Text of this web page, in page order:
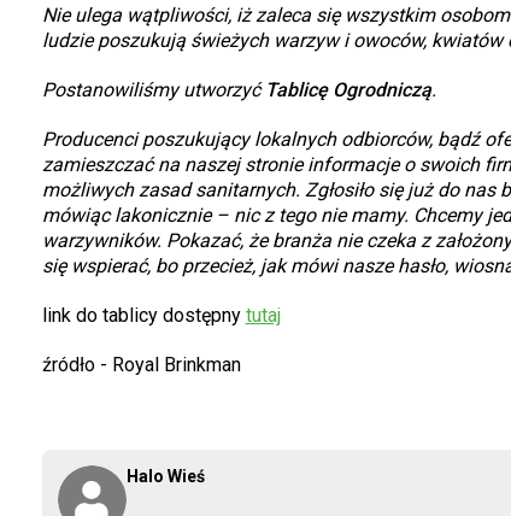
Halo Wieś
Nie ulega wątpliwości, iż zaleca się wszystkim
ludzie poszukują świeżych warzyw i owoców,
Postanowiliśmy utworzyć Tablicę Ogrodniczą.
Producenci poszukujący lokalnych odbiorców, bądź
zamieszczać na naszej stronie informacje o swoich
możliwych zasad sanitarnych. Zgłosiło się już do
mówiąc lakonicznie – nic z tego nie mamy. Chcemy
warzywników. Pokazać, że branża nie czeka z
się wspierać, bo przecież, jak mówi nasze hasło,
link do tablicy dostępny tutaj
źródło - Royal Brinkman